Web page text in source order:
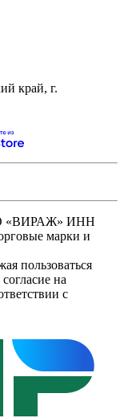
край, г.
«ВИРАЖ» ИНН
марки и
пользоваться
на
с